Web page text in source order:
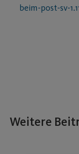
beim-post-sv-
Weitere